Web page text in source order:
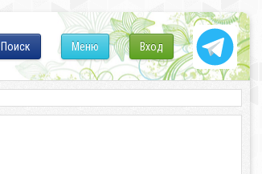
Вход
Меню
Поиск